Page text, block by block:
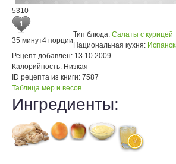
5310
1
35 минут4 порции
Тип блюда: Салаты с курицей
Национальная кухня:
Рецепт добавлен: 13.10.2009
Калорийность: Низкая
ID рецепта из книги: 7587
Таблица мер и весов
Ингредиенты: